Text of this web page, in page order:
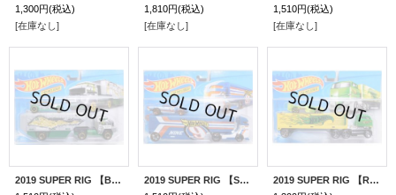
1,300円(税込)
[在庫なし]
1,810円(税込)
[在庫なし]
1,510円(税込)
[在庫なし]
2019 SUPER RIG 【BANK ROLLER】 ZAMAC-GREEN/O5 (貯金箱）
2019 SUPER RIG 【SPEEDWAY HAULER】 BLUE/O5-MC5
2019 SUPER RIG 【RIG DOG】 GREEN-LT.GREEN/FTE2